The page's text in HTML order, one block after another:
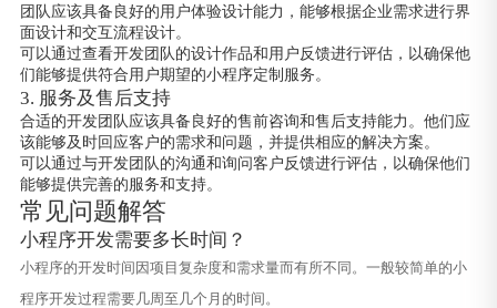
团队应该具备良好的用户体验设计能力，能够根据企业需求进行界
面设计和交互流程设计。
可以通过查看开发团队的设计作品和用户反馈进行评估，以确保他
们能够提供符合用户期望的小程序定制服务。
3. 服务及售后支持
合适的开发团队应该具备良好的售前咨询和售后支持能力。他们应
该能够及时回应客户的需求和问题，并提供相应的解决方案。
可以通过与开发团队的沟通和询问客户反馈进行评估，以确保他们
能够提供完善的服务和支持。
常见问题解答
小程序开发需要多长时间？
小程序的开发时间因项目复杂度和需求量而有所不同。一般较简单的小
程序开发过程需要几周至几个月的时间。